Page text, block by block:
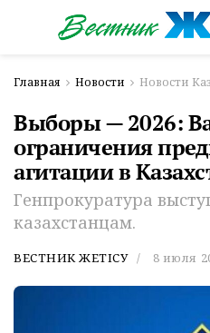
Главная Новости Новости
Выборы — 2026:
ограничения
агитации в
Генпрокуратура
казахстанцам.
ВЕСТНИК ЖЕТІСУ 8 июля